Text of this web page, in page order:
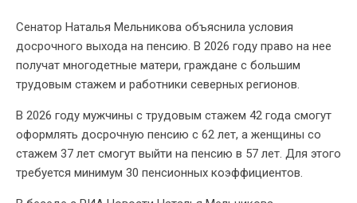
Сенатор Наталья Мельникова объяснила условия
досрочного выхода на пенсию. В 2026 году право на нее
получат многодетные матери, граждане с большим
трудовым стажем и работники северных регионов.
В 2026 году мужчины с трудовым стажем 42 года смогут
оформлять досрочную пенсию с 62 лет, а женщины со
стажем 37 лет смогут выйти на пенсию в 57 лет. Для этого
требуется минимум 30 пенсионных коэффициентов.